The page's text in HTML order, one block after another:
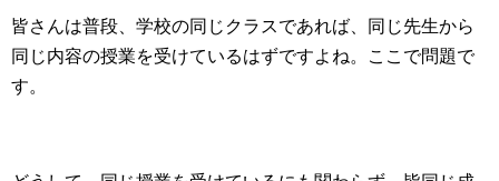
皆さんは普段、学校の同じクラスであれば、同じ先生から
同じ内容の授業を受けているはずですよね。ここで問題で
す。